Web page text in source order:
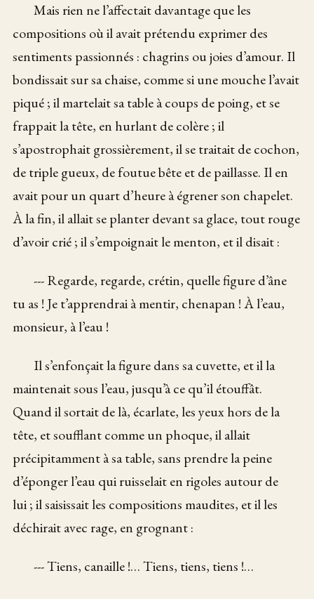
Mais rien ne l’affectait davantage que les
compositions où il avait prétendu exprimer des
sentiments passionnés : chagrins ou joies d’amour. Il
bondissait sur sa chaise, comme si une mouche l’avait
piqué ; il martelait sa table à coups de poing, et se
frappait la tête, en hurlant de colère ; il
s’apostrophait grossièrement, il se traitait de cochon,
de triple gueux, de foutue bête et de paillasse. Il en
avait pour un quart d’heure à égrener son chapelet.
À la fin, il allait se planter devant sa glace, tout rouge
d’avoir crié ; il s’empoignait le menton, et il disait :
--- Regarde, regarde, crétin, quelle figure d’âne
tu as ! Je t’apprendrai à mentir, chenapan ! À l’eau,
monsieur, à l’eau !
Il s’enfonçait la figure dans sa cuvette, et il la
maintenait sous l’eau, jusqu’à ce qu’il étouffât.
Quand il sortait de là, écarlate, les yeux hors de la
tête, et soufflant comme un phoque, il allait
précipitamment à sa table, sans prendre la peine
d’éponger l’eau qui ruisselait en rigoles autour de
lui ; il saisissait les compositions maudites, et il les
déchirait avec rage, en grognant :
--- Tiens, canaille !… Tiens, tiens, tiens !…